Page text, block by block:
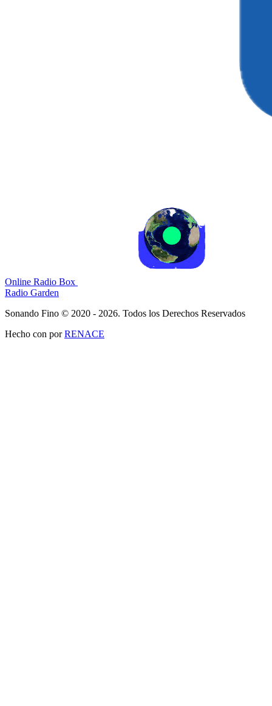
Online Radio Box
Radio Garden
Sonando Fino © 2020 - 2026. Todos los Derechos Reservados
Hecho con porRENACE